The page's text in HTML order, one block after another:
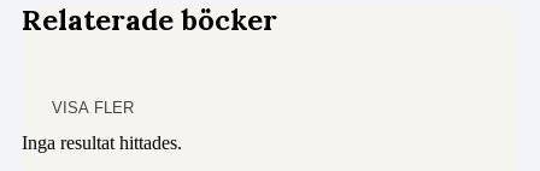
Relaterade böcker
VISA FLER
Inga resultat hittades.